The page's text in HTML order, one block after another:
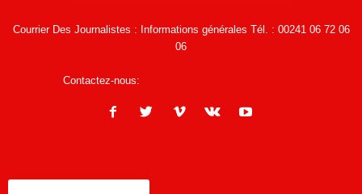
Courrier Des Journalistes : Informations générales Tél. : 00241 06 72 06
06
Contactez-nous: